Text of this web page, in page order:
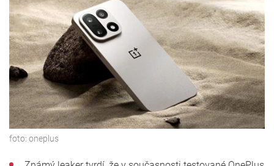
foto: oneplus